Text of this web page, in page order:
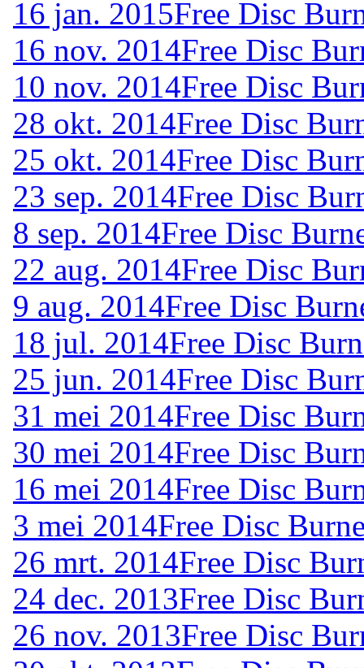
16 jan. 2015Free Disc
16 nov. 2014Free Disc
10 nov. 2014Free Disc
28 okt. 2014Free Disc
25 okt. 2014Free Disc
23 sep. 2014Free Disc
8 sep. 2014Free Disc
22 aug. 2014Free Disc
9 aug. 2014Free Disc
18 jul. 2014Free Disc
25 jun. 2014Free Disc
31 mei 2014Free Disc
30 mei 2014Free Disc
16 mei 2014Free Disc
3 mei 2014Free Disc
26 mrt. 2014Free Disc
24 dec. 2013Free Disc
26 nov. 2013Free Disc